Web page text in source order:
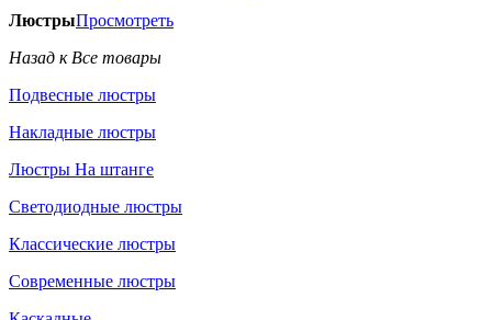
ЛюстрыПросмотреть
Назад к Все товары
Подвесные люстры
Накладные люстры
Люстры На штанге
Светодиодные люстры
Классические люстры
Современные люстры